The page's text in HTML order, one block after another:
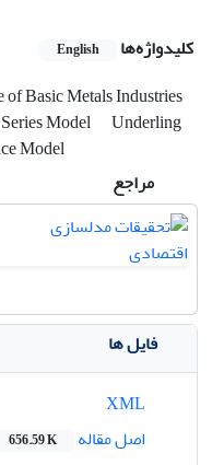
کلیدواژه‌ها
English
Basic Metals Industries
Model
Underling
Model
مراجع
فایل ها
اصل مقاله
656.59 K